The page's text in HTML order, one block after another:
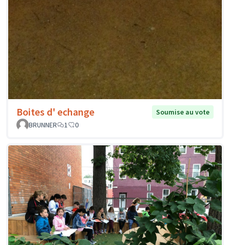
Boites d' echange
Soumise au vote
BRUNNER
1 0